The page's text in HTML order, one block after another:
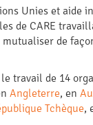
Unies et aide
de CARE
de
travail de 14
Angleterre, en
Tchèque,